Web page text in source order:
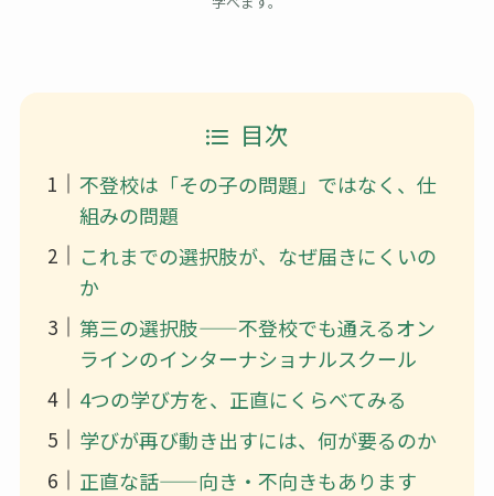
目次
不登校は「その子の問題」ではなく、仕
組みの問題
これまでの選択肢が、なぜ届きにくいの
か
第三の選択肢——不登校でも通えるオン
ラインのインターナショナルスクール
4つの学び方を、正直にくらべてみる
学びが再び動き出すには、何が要るのか
正直な話——向き・不向きもあります